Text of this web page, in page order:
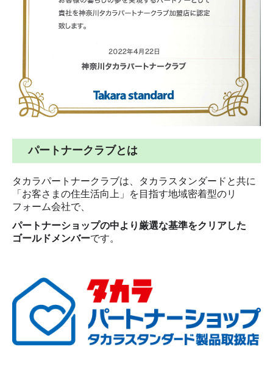
塗り替え時の見分け方
塗装工事の流れ
豆知識・コラム
火災保険が適用されるかも!?
高い抗ウイルス効果！関西ペイント・アレスシックイ
抗ウイルスの検証
地域コミュニティ
リフォーム前の豆知識
採用情報
リプラスについて
リプラスの仕事
パートナークラブとは
タカラパートナークラブは、
タカラスタンダードと共に
「お客さまの住生活向上」を目指す地域密着型のリ
フォーム会社で、
パートナーショップの中より厳選な基準をクリアした
ゴールドメンバーです。